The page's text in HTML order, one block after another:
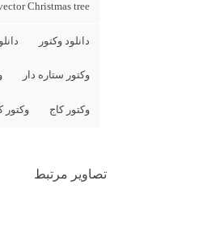
Christmas tree
دانلود وکتور
وکتور ستاره دار
وکتور کاج وکتور
تصاویر مرتبط